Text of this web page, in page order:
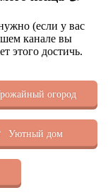
(если у вас
канале вы
этого достичь.
огород
Уютный дом